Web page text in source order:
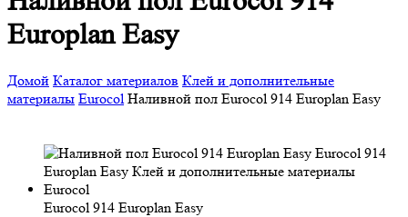
Europlan Easy
Домой Каталог материалов Клей и дополнительные
материалы Eurocol Наливной пол Eurocol 914 Europlan Easy
Eurocol 914 Europlan Easy